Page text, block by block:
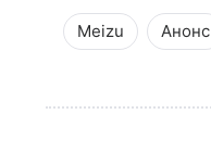
Meizu Анонс